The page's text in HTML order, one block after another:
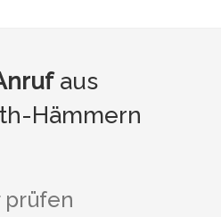
aus
Hämmern
prüfen